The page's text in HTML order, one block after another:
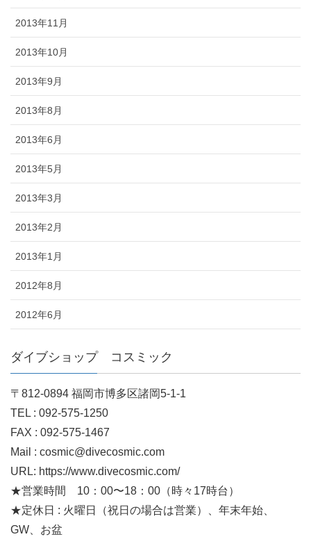
2013年11月
2013年10月
2013年9月
2013年8月
2013年6月
2013年5月
2013年3月
2013年2月
2013年1月
2012年8月
2012年6月
ダイブショップ コスミック
〒812-0894 福岡市博多区諸岡5-1-1
TEL : 092-575-1250
FAX : 092-575-1467
Mail : cosmic@divecosmic.com
URL: https://www.divecosmic.com/
★営業時間 10：00〜18：00（時々17時台）
★定休日 : 火曜日（祝日の場合は営業）、年末年始、
GW、お盆